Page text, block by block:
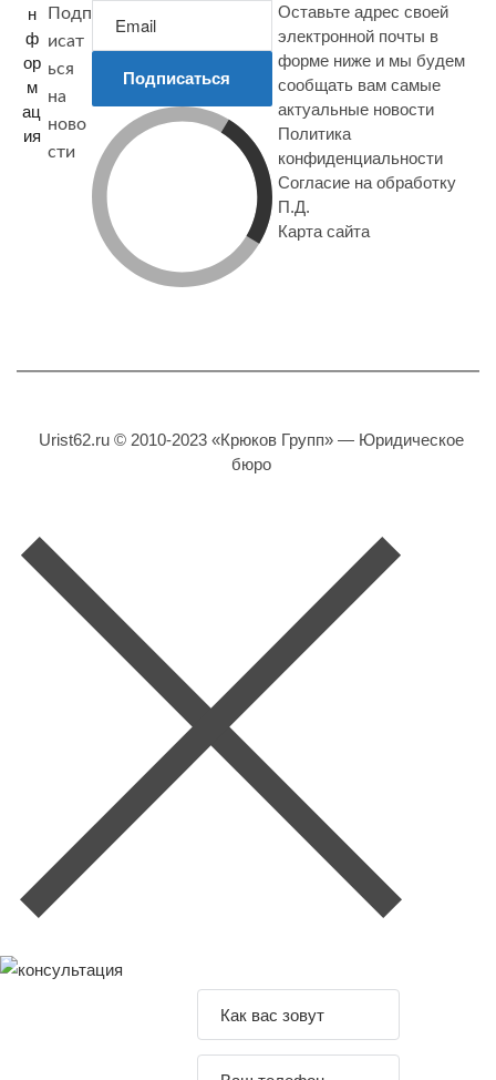
н
ф
ор
м
ац
ия
Подп
исат
ься
на
ново
сти
Подписаться
Оставьте адрес своей
электронной почты в
форме ниже и мы будем
сообщать вам самые
актуальные новости
Политика
конфиденциальности
Согласие на обработку
П.Д.
Карта сайта
Urist62.ru © 2010-2023 «Крюков Групп» — Юридическое
бюро